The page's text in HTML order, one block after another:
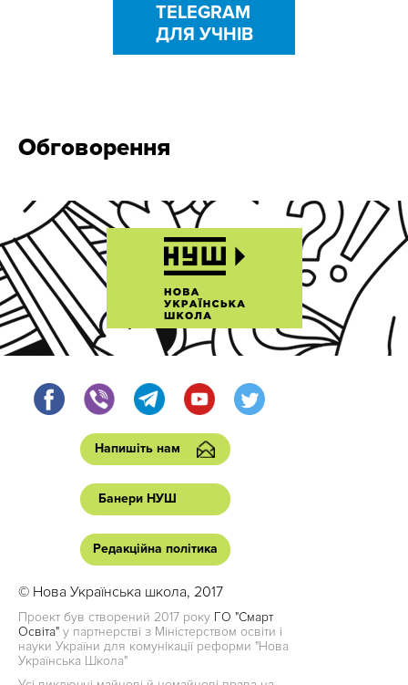
TELEGRAM
ДЛЯ УЧНІВ
Обговорення
Напишіть нам
Банери НУШ
Редакційна політика
© Нова Українська школа, 2017
Проект був створений 2017 року ГО "Смарт
Освіта" у партнерстві з Міністерством освіти і
науки України для комунікації реформи "Нова
Українська Школа"